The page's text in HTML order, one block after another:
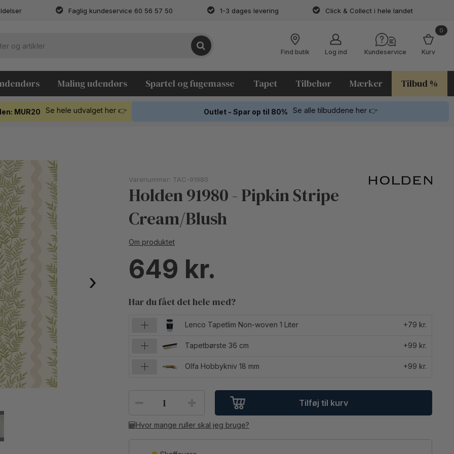
Faglig kundeservice 60 56 57 50 1-3 dages levering Click & Collect i hele landet
Find butik Log ind Kundeservice
0
Kurv
Maling udendørs Spartel og fugemasse Tapet Tilbehør Mærker Tilbud %
MUR20 Se hele udvalget her 👉 Outlet - Spar op til 80% Se alle tilbuddene her 👉
›
Varenummer: TAC-91980
Holden 91980 - Pipkin Stripe
Cream/Blush
Om produktet
649
Har du fået det hele med?
Lenco Tapetlim Non-woven 1 Liter +79 kr.
Tapetbørste 36 cm +99 kr.
Olfa Hobbykniv 18 mm +99 kr.
Tilføj til kurv
Hvor mange ruller skal jeg bruge?